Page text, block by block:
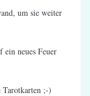
um sie weiter
ein neues Feuer
Tarotkarten ;-)